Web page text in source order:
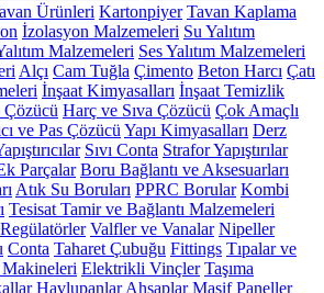
Ürünleri Kartonpiyer Tavan Kaplama
İzolasyon Malzemeleri Su Yalıtım
Malzemeleri Ses Yalıtım Malzemeleri
Alçı Cam Tuğla Çimento Beton Harcı Çatı
İnşaat Kimyasalları İnşaat Temizlik
Harç ve Sıva Çözücü Çok Amaçlı
ve Pas Çözücü Yapı Kimyasalları Derz
Sıvı Conta Strafor Yapıştırılar
Parçalar Boru Bağlantı ve Aksesuarları
Atık Su Boruları PPRC Borular Kombi
Tesisat Tamir ve Bağlantı Malzemeleri
Regülatörler Valfler ve Vanalar Nipeller
Conta Taharet Çubuğu Fittings Tıpalar ve
Makineleri Elektrikli Vinçler Taşıma
Havlupanlar Ahşaplar Masif Paneller